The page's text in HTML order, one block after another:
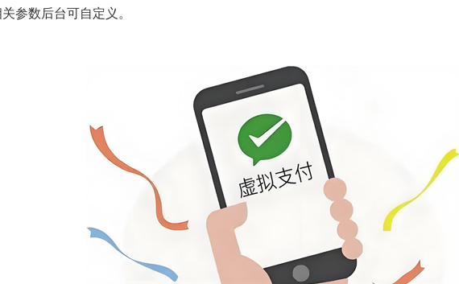
参数后台可自定义。